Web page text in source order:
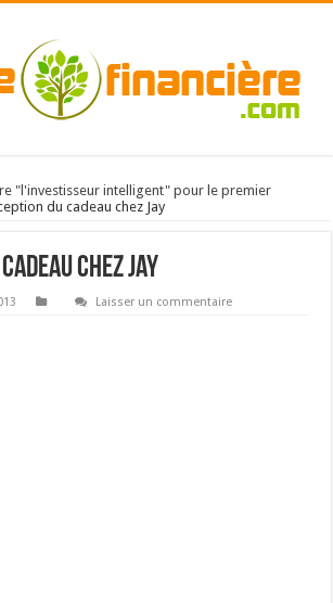
"l'investisseur intelligent" pour le premier
du cadeau chez Jay
chez Jay
Laisser un commentaire